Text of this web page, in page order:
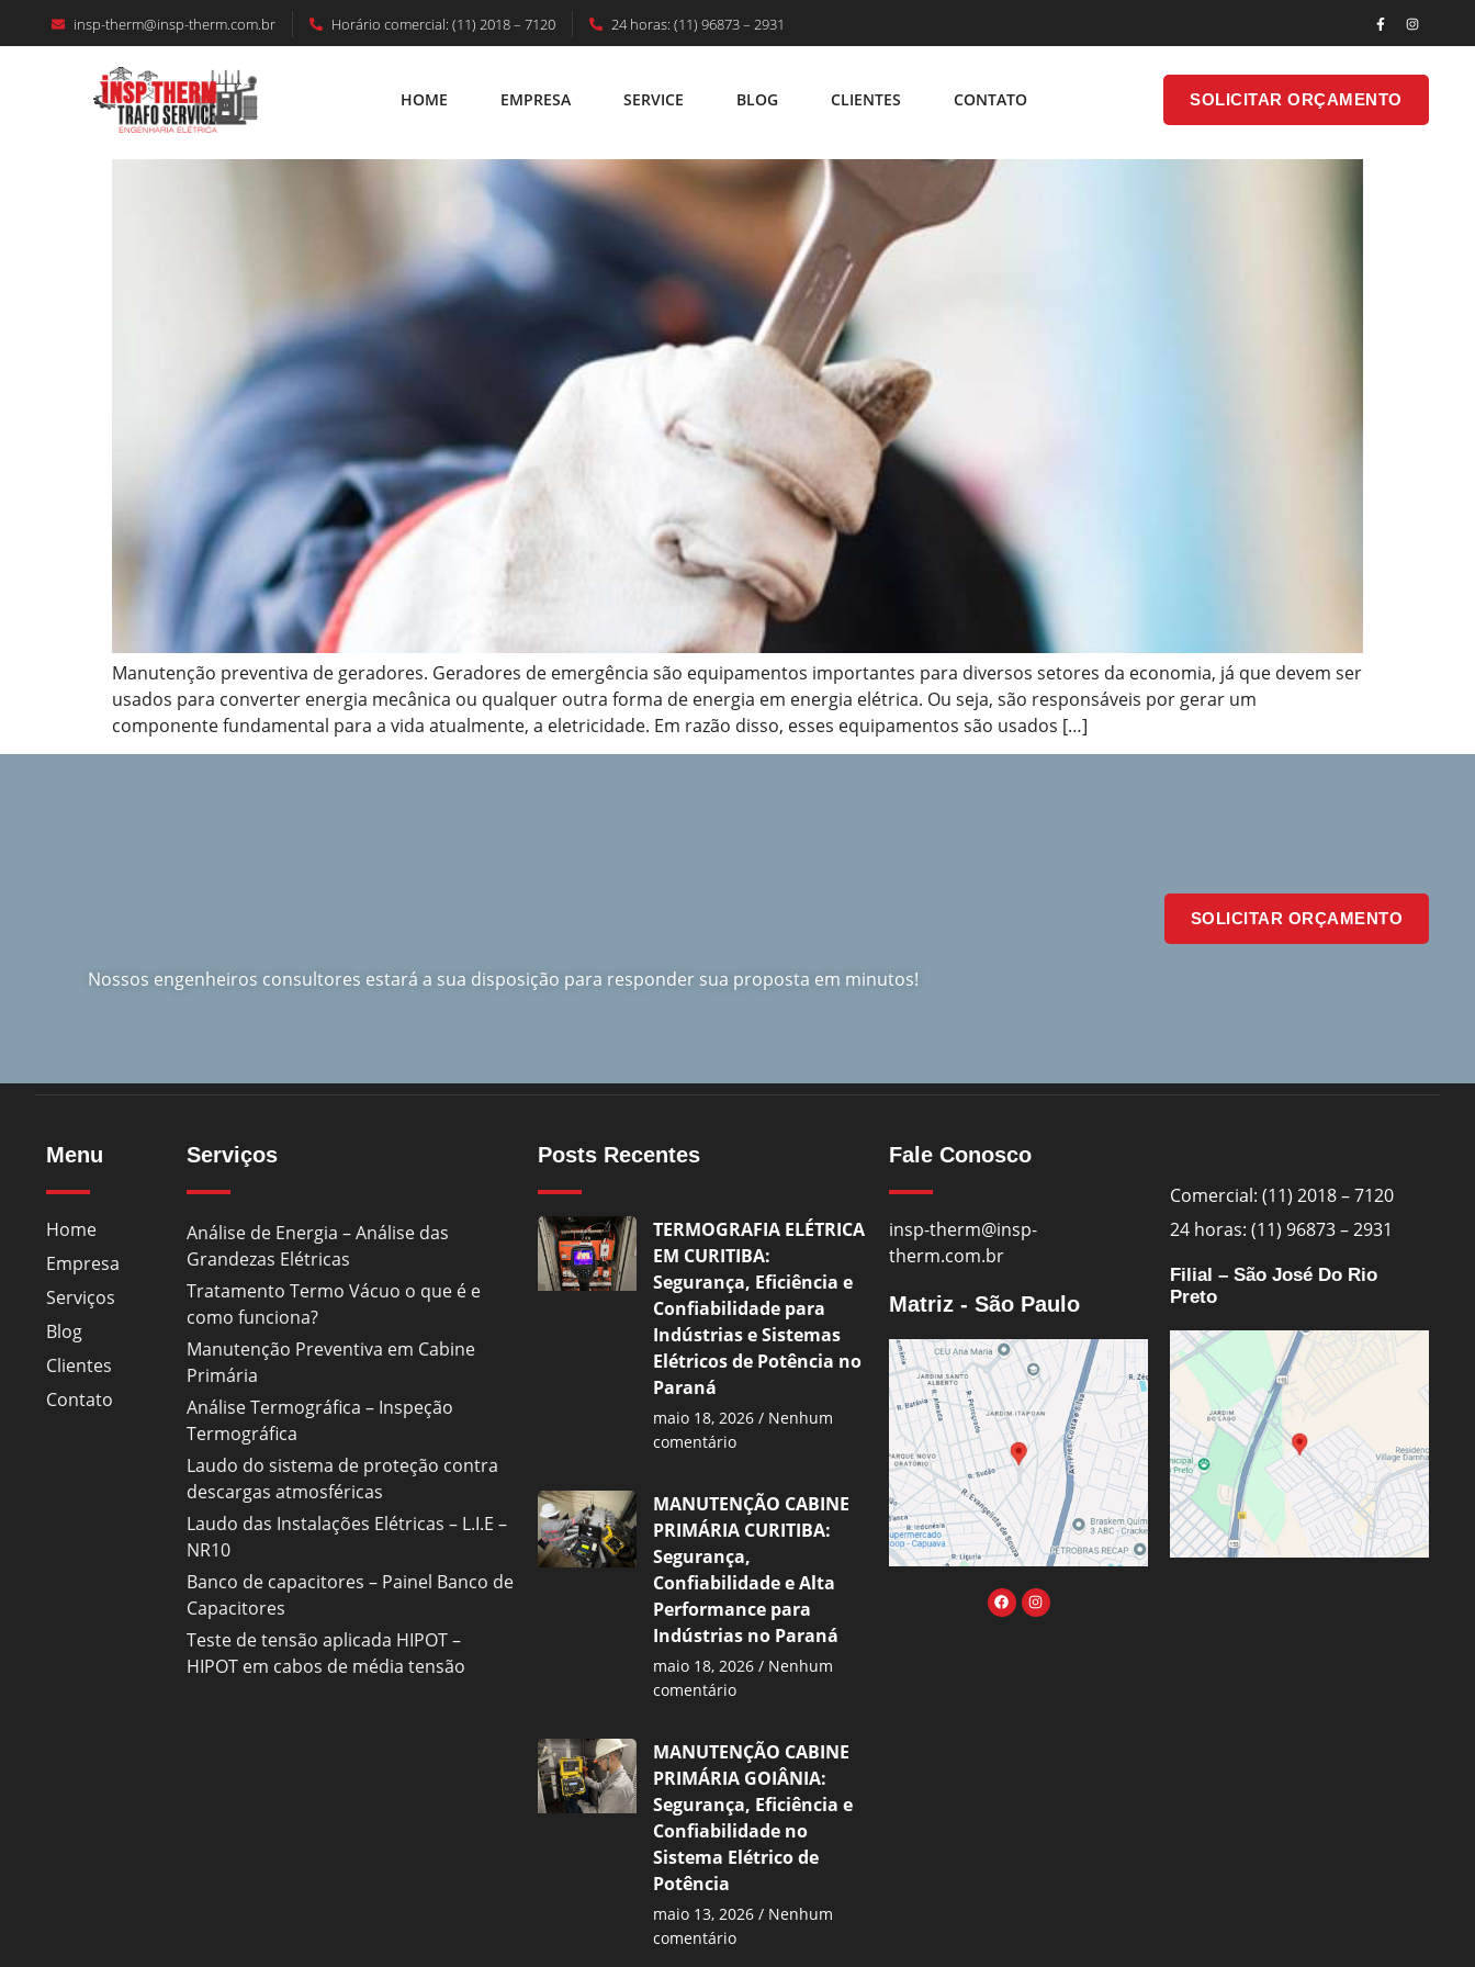
insp-therm@insp-therm.com.br Horário comercial: (11) 2018 – 7120 24 horas: (11) 96873 – 2931
HOME EMPRESA SERVICE BLOG CLIENTES CONTATO SOLICITAR ORÇAMENTO
HOME EMPRESA SERVICE BLOG CLIENTES CONTATO
SOLICITAR
ORÇAMENTO
Manutenção Preventiva De Geradores De Energia: Entenda A Necessidade Desse Tipo De Manutenção
Manutenção preventiva de geradores. Geradores de emergência são equipamentos importantes para diversos setores da economia, já que devem ser
usados para converter energia mecânica ou qualquer outra forma de energia em energia elétrica. Ou seja, são responsáveis por gerar um
componente fundamental para a vida atualmente, a eletricidade. Em razão disso, esses equipamentos são usados […]
Nossos engenheiros consultores estará a sua disposição para responder sua proposta em minutos!
SOLICITAR ORÇAMENTO
Menu
Home
Empresa
Serviços
Blog
Clientes
Contato
Serviços
Análise de Energia – Análise das
Grandezas Elétricas
Tratamento Termo Vácuo o que é e
como funciona?
Manutenção Preventiva em Cabine
Primária
Análise Termográfica – Inspeção
Termográfica
Laudo do sistema de proteção contra
descargas atmosféricas
Laudo das Instalações Elétricas – L.I.E –
NR10
Banco de capacitores – Painel Banco de
Capacitores
Teste de tensão aplicada HIPOT –
HIPOT em cabos de média tensão
Posts Recentes
TERMOGRAFIA ELÉTRICA
EM CURITIBA:
Segurança, Eficiência e
Confiabilidade para
Indústrias e Sistemas
Elétricos de Potência no
Paraná
maio 18, 2026
Nenhum
comentário
MANUTENÇÃO CABINE
PRIMÁRIA CURITIBA:
Segurança,
Confiabilidade e Alta
Performance para
Indústrias no Paraná
maio 18, 2026
Nenhum
comentário
MANUTENÇÃO CABINE
PRIMÁRIA GOIÂNIA:
Segurança, Eficiência e
Confiabilidade no
Sistema Elétrico de
Potência
maio 13, 2026
Nenhum
comentário
Fale Conosco
insp-therm@insp-
therm.com.br
Matriz - São Paulo
Comercial: (11) 2018 – 7120
24 horas: (11) 96873 – 2931
Filial – São José Do Rio
Preto